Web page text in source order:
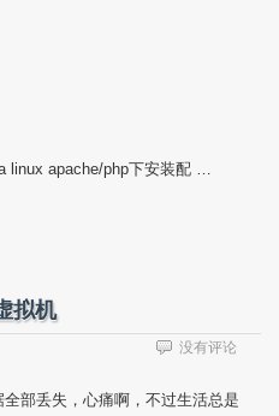
linux apache/php下安装配 …
拟机
没有评论
部丢失，心痛啊，不过生活总是